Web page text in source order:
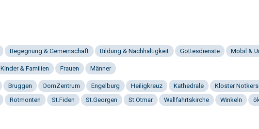
Begegnung & Gemeinschaft Bildung & Nachhaltigkeit Gottesdienste Mobil &
Kinder & Familien Frauen Männer
Bruggen DomZentrum Engelburg Heiligkreuz Kathedrale Kloster
Rotmonten St.Fiden St.Georgen St.Otmar Wallfahrtskirche Winkeln